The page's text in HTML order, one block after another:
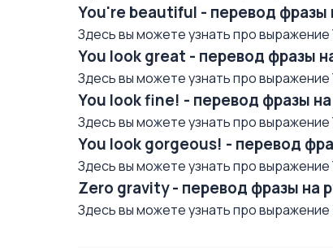
You're beautiful - перевод фразы
Здесь вы можете узнать про
You look great - перевод фразы
Здесь вы можете узнать про выражение
You look fine! - перевод фразы
Здесь вы можете узнать про выражение
You look gorgeous! - перевод
Здесь вы можете узнать про
Zero gravity - перевод фразы на
Здесь вы можете узнать про